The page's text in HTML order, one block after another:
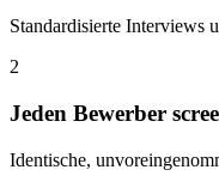
Standardisierte Interviews
2
Jeden Bewerber
Identische,